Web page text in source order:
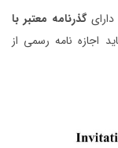
گذرنامه معتبر با
اجازه نامه رسمی از